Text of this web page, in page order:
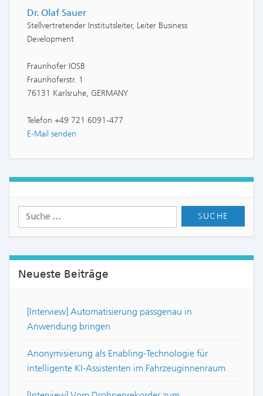
Dr. Olaf Sauer
Stellvertretender Institutsleiter, Leiter Business
Development
Fraunhofer IOSB
Fraunhoferstr. 1
76131 Karlsruhe, GERMANY
Telefon +49 721 6091-477
E-Mail senden
Neueste Beiträge
[Interview] Automatisierung passgenau in
Anwendung bringen
Anonymisierung als Enabling-Technologie für
intelligente KI-Assistenten im Fahrzeuginnenraum